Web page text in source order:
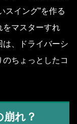
スイング”を作る
をマスターすれ
は、ドライバーシ
ちょっとしたコ
れ？